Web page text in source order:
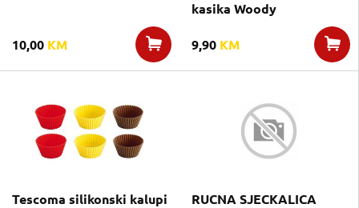
10,00 KM
kasika Woody
9,90 KM
Tescoma silikonski kalupi
RUCNA SJECKALICA